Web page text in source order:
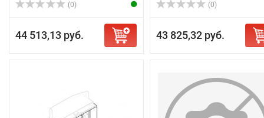
(0)
44 513,13 руб.
(0)
43 825,32 руб.